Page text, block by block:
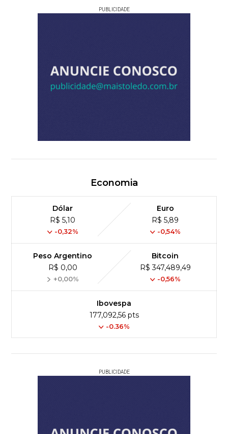
PUBLICIDADE
Economia
Dólar
R$ 5,10
-0,32%
Euro
R$ 5,89
-0,54%
Peso Argentino
R$ 0,00
+0,00%
Bitcoin
R$ 347,489,49
-0,56%
Ibovespa
177,092,56 pts
-0.36%
PUBLICIDADE